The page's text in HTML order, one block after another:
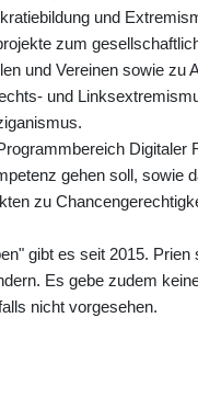
und
zum
und Vereinen sowie zu
und
Digitaler
gehen soll, sowie
zu
gibt es seit 2015.
Es gebe zudem
nicht vorgesehen.